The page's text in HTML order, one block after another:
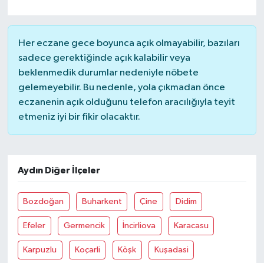
Her eczane gece boyunca açık olmayabilir, bazıları
sadece gerektiğinde açık kalabilir veya
beklenmedik durumlar nedeniyle nöbete
gelemeyebilir. Bu nedenle, yola çıkmadan önce
eczanenin açık olduğunu telefon aracılığıyla teyit
etmeniz iyi bir fikir olacaktır.
Aydın Diğer İlçeler
Bozdoğan Buharkent Çine Didim
Efeler Germencik İncirliova Karacasu
Karpuzlu Koçarli Köşk Kuşadasi